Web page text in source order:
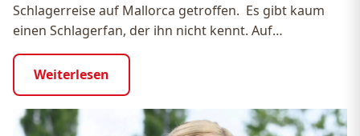
Schlagerreise auf Mallorca getroffen. Es gibt kaum
einen Schlagerfan, der ihn nicht kennt. Auf…
Weiterlesen